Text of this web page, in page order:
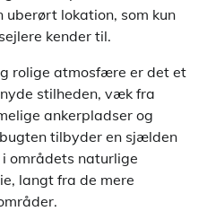
uberørt lokation, som kun
kender til.
rolige atmosfære er det et
stilheden, væk fra
ankerpladser og
tilbyder en sjælden
områdets naturlige
langt fra de mere